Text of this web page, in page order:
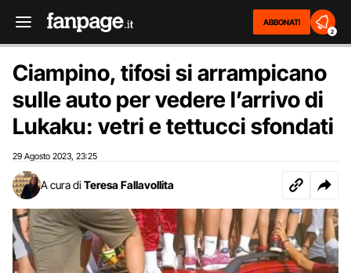
ABBONATI
2
Ciampino, tifosi si arrampicano
sulle auto per vedere l’arrivo di
Lukaku: vetri e tettucci sfondati
29 Agosto 2023 23:25
A cura di Teresa Fallavollita